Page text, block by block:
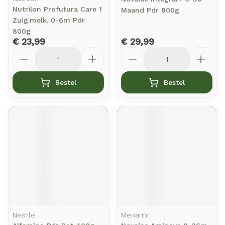
Nutrilon Profutura Care 1
Zuig.melk. 0-6m Pdr
800g
€ 23,99
Bestel
Maand Pdr 800g
€ 29,99
Bestel
Nestle
Menarini